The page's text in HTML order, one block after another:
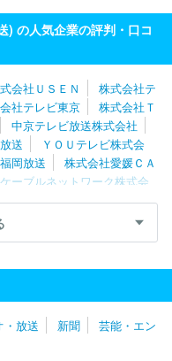
) の人気企業の評判・口コ
会社ＵＳＥＮ
株式会社テ
社テレビ東京
株式会社Ｔ
中京テレビ放送株式会社
送
ＹＯＵテレビ株式会
岡放送
株式会社愛媛ＣＡ
ーブルネットワーク株式会
スカパーＪＳＡＴ株式会
会社日本入試センター
社
日本海テレビジョン放
式会社
・放送 新聞
芸能・エン